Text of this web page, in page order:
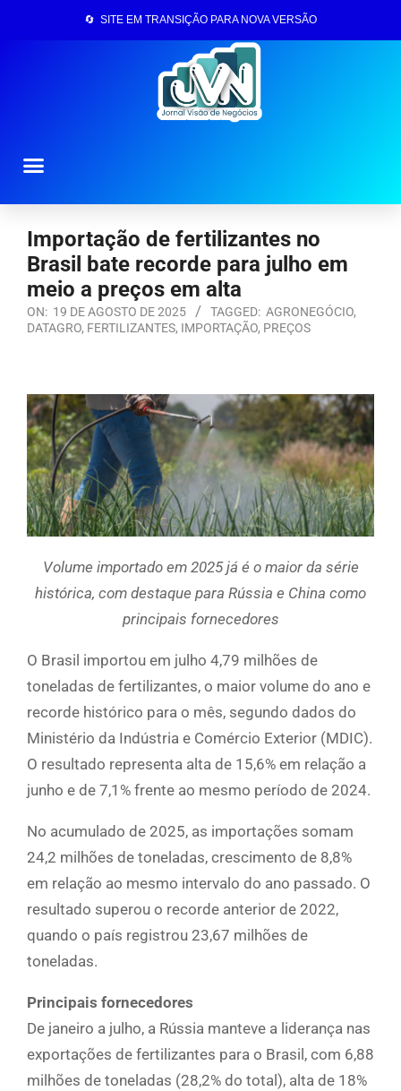
🔄 SITE EM TRANSIÇÃO PARA NOVA VERSÃO
Importação de fertilizantes no
Brasil bate recorde para julho em
meio a preços em alta
ON: 19 DE AGOSTO DE 2025 TAGGED: AGRONEGÓCIO,
DATAGRO, FERTILIZANTES, IMPORTAÇÃO, PREÇOS
Volume importado em 2025 já é o maior da série
histórica, com destaque para Rússia e China como
principais fornecedores
O Brasil importou em julho 4,79 milhões de
toneladas de fertilizantes, o maior volume do ano e
recorde histórico para o mês, segundo dados do
Ministério da Indústria e Comércio Exterior (MDIC).
O resultado representa alta de 15,6% em relação a
junho e de 7,1% frente ao mesmo período de 2024.
No acumulado de 2025, as importações somam
24,2 milhões de toneladas, crescimento de 8,8%
em relação ao mesmo intervalo do ano passado. O
resultado superou o recorde anterior de 2022,
quando o país registrou 23,67 milhões de
toneladas.
Principais fornecedores
De janeiro a julho, a Rússia manteve a liderança nas
exportações de fertilizantes para o Brasil, com 6,88
milhões de toneladas (28,2% do total), alta de 18%